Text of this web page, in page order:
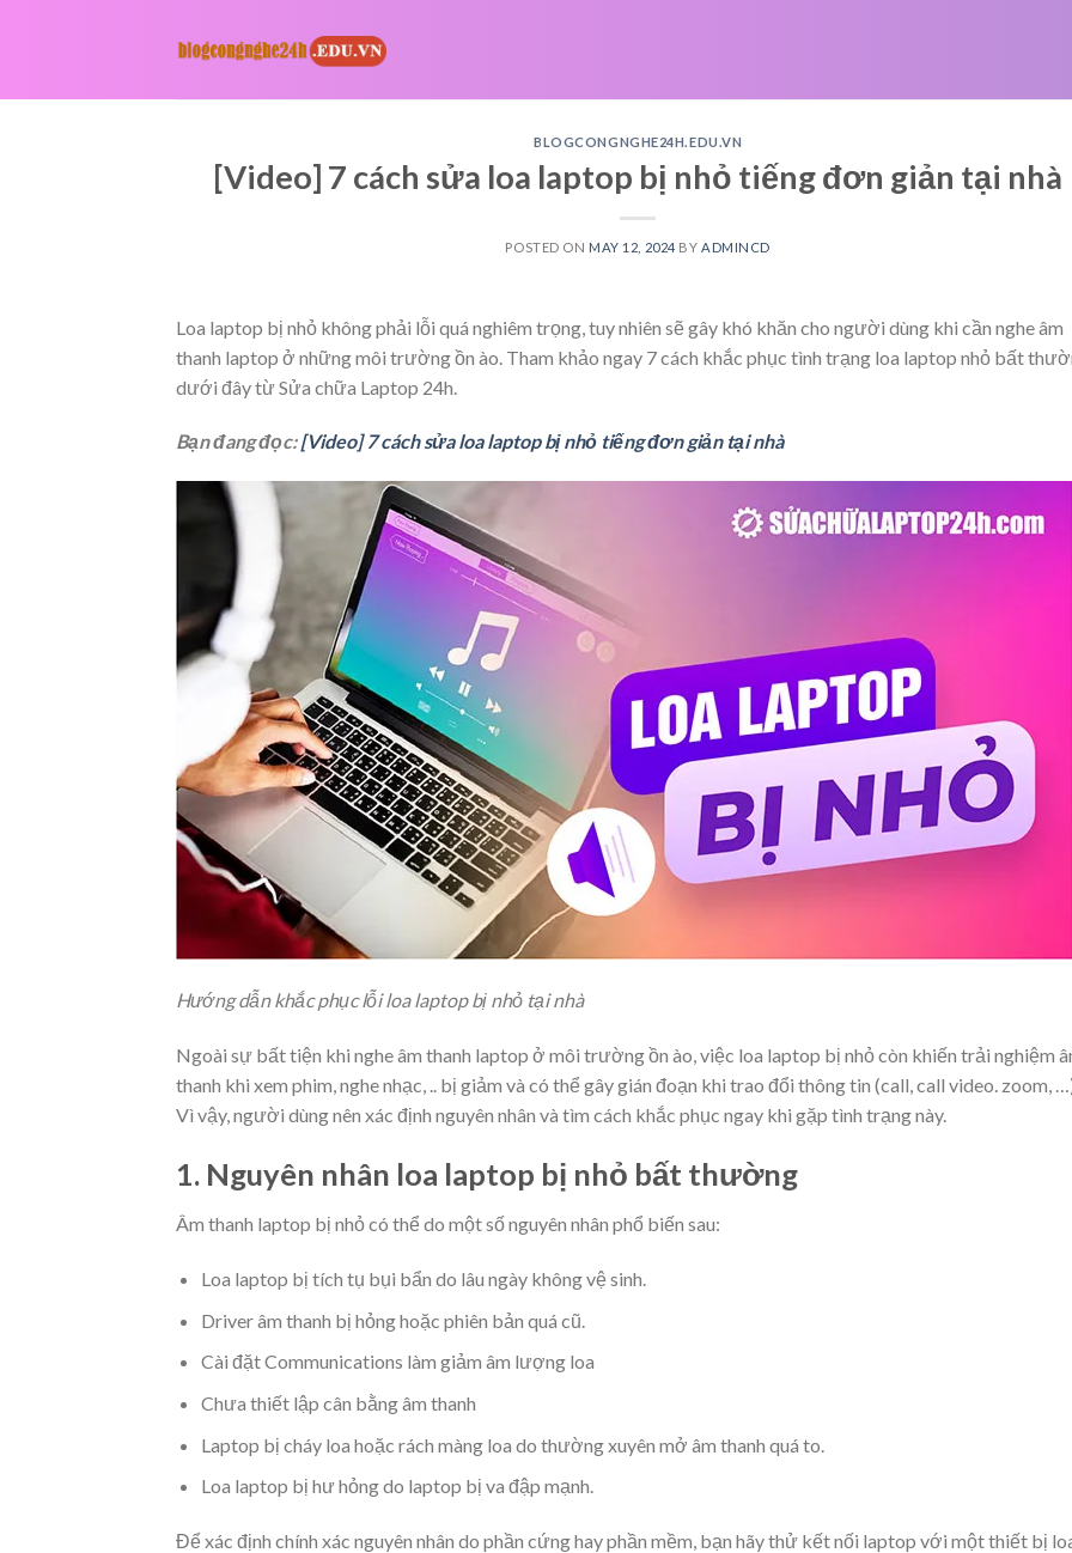
BLOGCONGNGHE24H.EDU.VN
[Video] 7 cách sửa loa laptop bị nhỏ tiếng đơn giản tại nhà
POSTED ON MAY 12, 2024 BY ADMINCD
Loa laptop bị nhỏ không phải lỗi quá nghiêm trọng, tuy nhiên sẽ gây khó khăn cho người dùng khi cần nghe âm
thanh laptop ở những môi trường ồn ào. Tham khảo ngay 7 cách khắc phục tình trạng loa laptop nhỏ bất
dưới đây từ Sửa chữa Laptop 24h.
Bạn đang đọc:[Video] 7 cách sửa loa laptop bị nhỏ tiếng đơn giản tại nhà
Hướng dẫn khắc phục lỗi loa laptop bị nhỏ tại nhà
Ngoài sự bất tiện khi nghe âm thanh laptop ở môi trường ồn ào, việc loa laptop bị nhỏ còn khiến trải nghiệm
thanh khi xem phim, nghe nhạc, .. bị giảm và có thể gây gián đoạn khi trao đổi thông tin (call, call video. zoom,
Vì vậy, người dùng nên xác định nguyên nhân và tìm cách khắc phục ngay khi gặp tình trạng này.
1. Nguyên nhân loa laptop bị nhỏ bất thường
Âm thanh laptop bị nhỏ có thể do một số nguyên nhân phổ biến sau:
Loa laptop bị tích tụ bụi bẩn do lâu ngày không vệ sinh.
Driver âm thanh bị hỏng hoặc phiên bản quá cũ.
Cài đặt Communications làm giảm âm lượng loa
Chưa thiết lập cân bằng âm thanh
Laptop bị cháy loa hoặc rách màng loa do thường xuyên mở âm thanh quá to.
Loa laptop bị hư hỏng do laptop bị va đập mạnh.
Để xác định chính xác nguyên nhân do phần cứng hay phần mềm, bạn hãy thử kết nối laptop với một thiết bị